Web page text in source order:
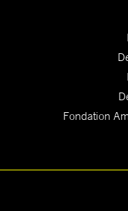
Fondation